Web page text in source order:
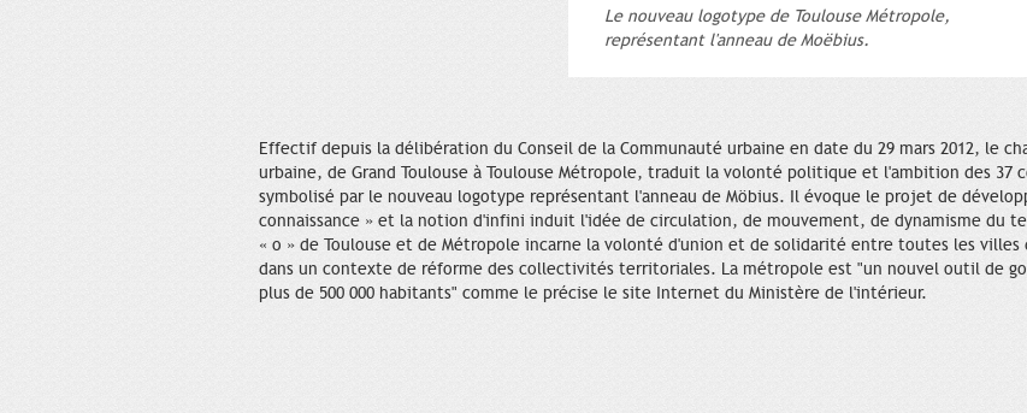
Le nouveau logotype de Toulouse Métropole,
représentant l'anneau de Moëbius.
Effectif depuis la délibération du Conseil de la Communauté urbaine en date du 29 mars 2012, le
urbaine, de Grand Toulouse à Toulouse Métropole, traduit la volonté politique et l'ambition des 37
symbolisé par le nouveau logotype représentant l'anneau de Möbius. Il évoque le projet de
connaissance » et la notion d'infini induit l'idée de circulation, de mouvement, de dynamisme du
« o » de Toulouse et de Métropole incarne la volonté d'union et de solidarité entre toutes les
dans un contexte de réforme des collectivités territoriales. La métropole est "un nouvel outil de
plus de 500 000 habitants" comme le précise le site Internet du Ministère de l'intérieur.